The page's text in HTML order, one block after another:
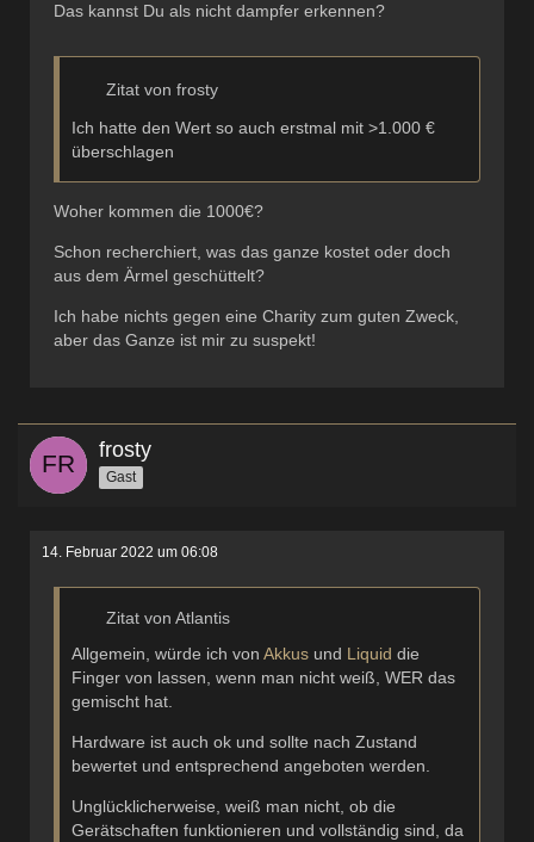
Das kannst Du als nicht dampfer erkennen?
Zitat von frosty
Ich hatte den Wert so auch erstmal mit >1.000 €
überschlagen
Woher kommen die 1000€?
Schon recherchiert, was das ganze kostet oder doch
aus dem Ärmel geschüttelt?
Ich habe nichts gegen eine Charity zum guten Zweck,
aber das Ganze ist mir zu suspekt!
frosty
Gast
14. Februar 2022 um 06:08
Zitat von Atlantis
Allgemein, würde ich von Akkus und Liquid die
Finger von lassen, wenn man nicht weiß, WER das
gemischt hat.
Hardware ist auch ok und sollte nach Zustand
bewertet und entsprechend angeboten werden.
Unglücklicherweise, weiß man nicht, ob die
Gerätschaften funktionieren und vollständig sind, da